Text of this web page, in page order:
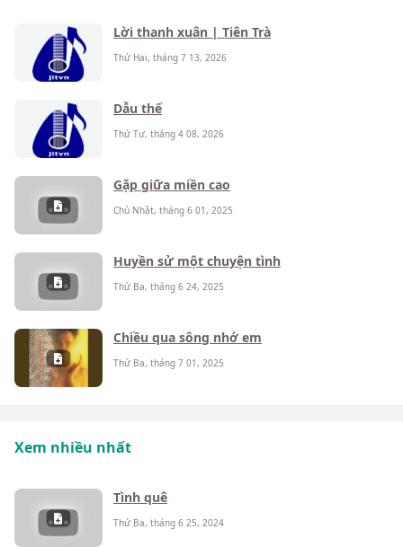
Lời thanh xuân | Tiên Trà
Thứ Hai, tháng 7 13, 2026
Dẫu thế
Thứ Tư, tháng 4 08, 2026
Gặp giữa miền cao
Chủ Nhật, tháng 6 01, 2025
Huyền sử một chuyện tình
Thứ Ba, tháng 6 24, 2025
Chiều qua sông nhớ em
Thứ Ba, tháng 7 01, 2025
Xem nhiều nhất
Tình quê
Thứ Ba, tháng 6 25, 2024